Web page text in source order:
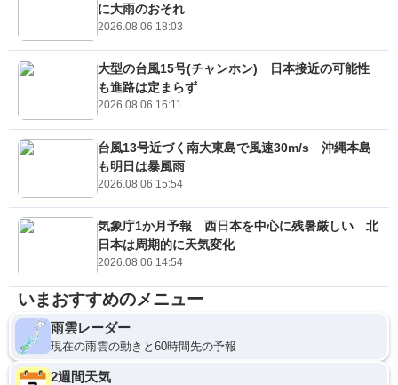
に大雨のおそれ
2026.08.06 18:03
大型の台風15号(チャンホン) 日本接近の可能性
も進路は定まらず
2026.08.06 16:11
台風13号近づく南大東島で風速30m/s 沖縄本島
も明日は暴風雨
2026.08.06 15:54
気象庁1か月予報 西日本を中心に残暑厳しい 北
日本は周期的に天気変化
2026.08.06 14:54
いまおすすめのメニュー
雨雲レーダー
現在の雨雲の動きと60時間先の予報
2週間天気